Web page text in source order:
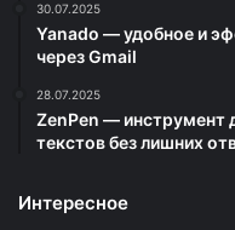
30.07.2025
Yanado — удобное и
через Gmail
28.07.2025
ZenPen — инструмент
текстов без лишних
Интересное